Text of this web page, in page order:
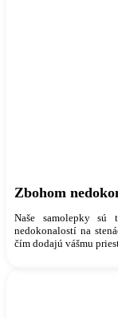
Zbohom
Naše samolepky sú
nedokonalostí na
čím dodajú vášmu